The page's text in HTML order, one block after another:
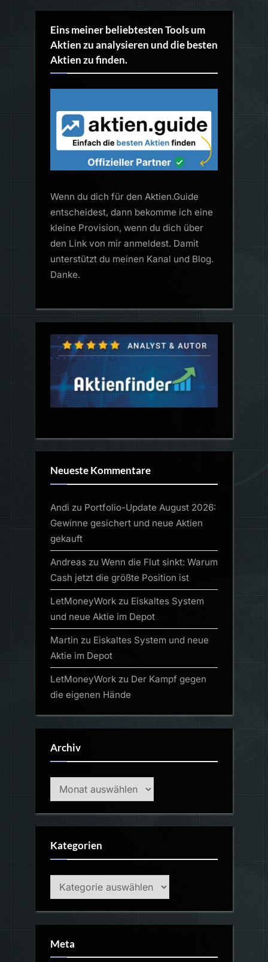
Eins meiner beliebtesten Tools um
Aktien zu analysieren und die besten
Aktien zu finden.
Wenn du dich für den Aktien.Guide
entscheidest, dann bekomme ich eine
kleine Provision, wenn du dich über
den Link von mir anmeldest. Damit
unterstützt du meinen Kanal und Blog.
Danke.
Neueste Kommentare
Andi zu Portfolio-Update August 2026:
Gewinne gesichert und neue Aktien
gekauft
Andreas zu Wenn die Flut sinkt: Warum
Cash jetzt die größte Position ist
LetMoneyWork zu Eiskaltes System
und neue Aktie im Depot
Martin zu Eiskaltes System und neue
Aktie im Depot
LetMoneyWork zu Der Kampf gegen
die eigenen Hände
Archiv
Archiv
Kategorien
Kategorien
Meta